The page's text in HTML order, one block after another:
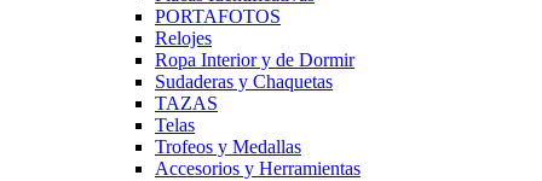
PORTAFOTOS
Relojes
Ropa Interior y de Dormir
Sudaderas y Chaquetas
TAZAS
Telas
Trofeos y Medallas
Accesorios y Herramientas